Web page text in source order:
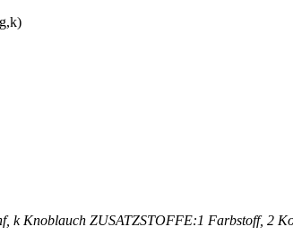
k Knoblauch ZUSATZSTOFFE:1 Farbstoff, 2